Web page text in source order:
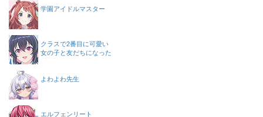
学園アイドルマスター
クラスで2番目に可愛い
女の子と友だちになった
よわよわ先生
エルフェンリート